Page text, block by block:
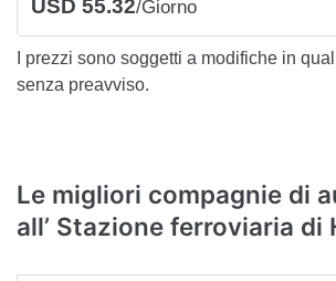
USD 55.32/Giorno
I prezzi sono soggetti a modifiche in
senza preavviso.
Le migliori compagnie di
all’ Stazione ferroviaria di